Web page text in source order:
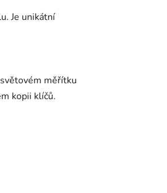
Je unikátní
měřítku
kopii klíčů.